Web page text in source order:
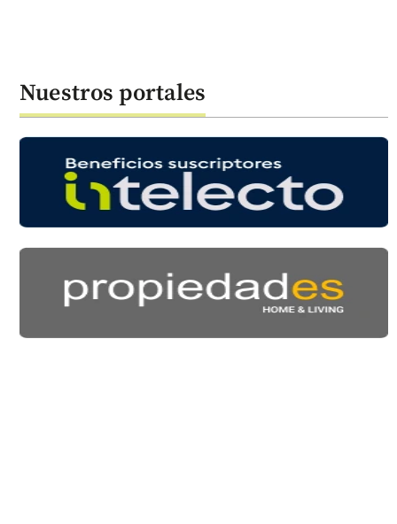
Nuestros portales